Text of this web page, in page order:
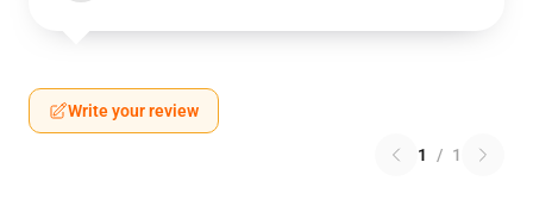
Write your review
1 / 1